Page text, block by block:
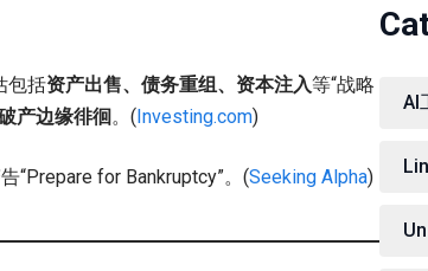
包括资产出售、债务重组、资本注入等“战略
产边缘徘徊。(Investing.com)
“Prepare for Bankruptcy”。(Seeking Alpha)
AI